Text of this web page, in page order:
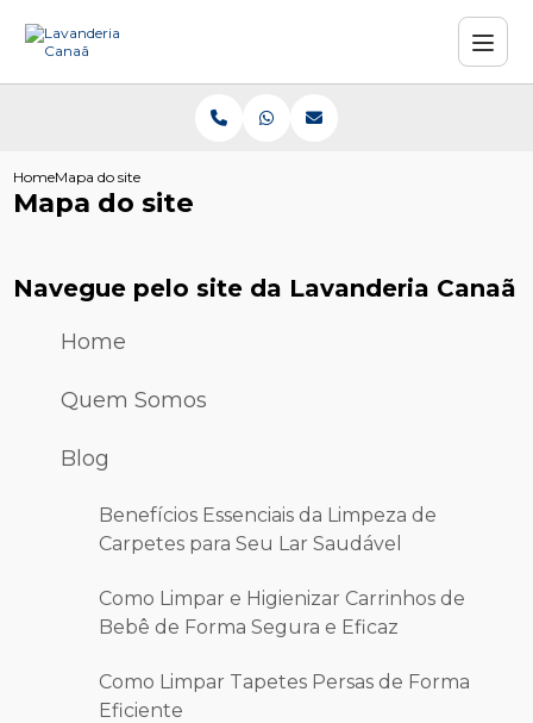
HomeMapa do site
Mapa do site
Navegue pelo site da Lavanderia Canaã
Home
Quem Somos
Blog
Benefícios Essenciais da Limpeza de
Carpetes para Seu Lar Saudável
Como Limpar e Higienizar Carrinhos de
Bebê de Forma Segura e Eficaz
Como Limpar Tapetes Persas de Forma
Eficiente